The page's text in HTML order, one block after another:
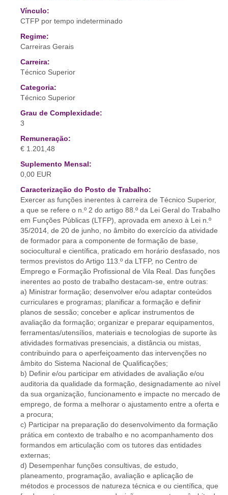
Vínculo:
CTFP por tempo indeterminado
Regime:
Carreiras Gerais
Carreira:
Técnico Superior
Categoria:
Técnico Superior
Grau de Complexidade:
3
Remuneração:
€ 1.201,48
Suplemento Mensal:
0,00 EUR
Caracterização do Posto de Trabalho:
Exercer as funções inerentes à carreira de Técnico Superior,
a que se refere o n.º 2 do artigo 88.º da Lei Geral do Trabalho
em Funções Públicas (LTFP), aprovada em anexo à Lei n.º
35/2014, de 20 de junho, no âmbito do exercício da atividade
de formador para a componente de formação de base,
sociocultural e científica, praticado em horário desfasado, nos
termos previstos do Artigo 113.º da LTFP, no Centro de
Emprego e Formação Profissional de Vila Real. Das funções
inerentes ao posto de trabalho destacam-se, entre outras:
a) Ministrar formação; desenvolver e/ou adaptar conteúdos
curriculares e programas; planificar a formação e definir
planos de sessão; conceber e aplicar instrumentos de
avaliação da formação; organizar e preparar equipamentos,
ferramentas/utensílios, materiais e tecnologias de suporte às
atividades formativas presenciais, a distância ou mistas,
contribuindo para o aperfeiçoamento das intervenções no
âmbito do Sistema Nacional de Qualificações;
b) Definir e/ou participar em atividades de avaliação e/ou
auditoria da qualidade da formação, designadamente ao nível
da sua organização, funcionamento e impacte no mercado de
emprego, de forma a melhorar o ajustamento entre a oferta e
a procura;
c) Participar na preparação do desenvolvimento da formação
prática em contexto de trabalho e no acompanhamento dos
formandos em articulação com os tutores das entidades
externas;
d) Desempenhar funções consultivas, de estudo,
planeamento, programação, avaliação e aplicação de
métodos e processos de natureza técnica e ou científica, que